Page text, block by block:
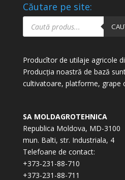
Căutare pe site:
Products
search
Producîtor de utilaje agricole
Producția noastră de bază
cultivatoare, platforme, grape
SA MOLDAGROTEHNICA
Republica Moldova, MD-3100
mun. Balti, str. Industriala, 4
Telefoane de contact:
+373-231-88-710
+373-231-88-711